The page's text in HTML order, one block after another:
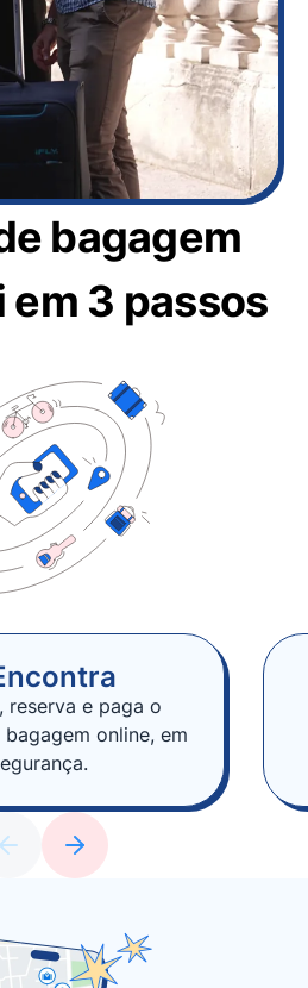
bagagem
3 passos
reserva e paga o
online, em